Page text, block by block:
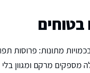
מתונות: פרוסות
מרקם ומגוון